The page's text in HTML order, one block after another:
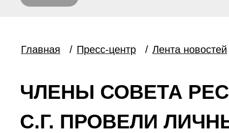
Главная / Пресс-центр / Лента новостей
ЧЛЕНЫ СОВЕТА
С.Г. ПРОВЕЛИ